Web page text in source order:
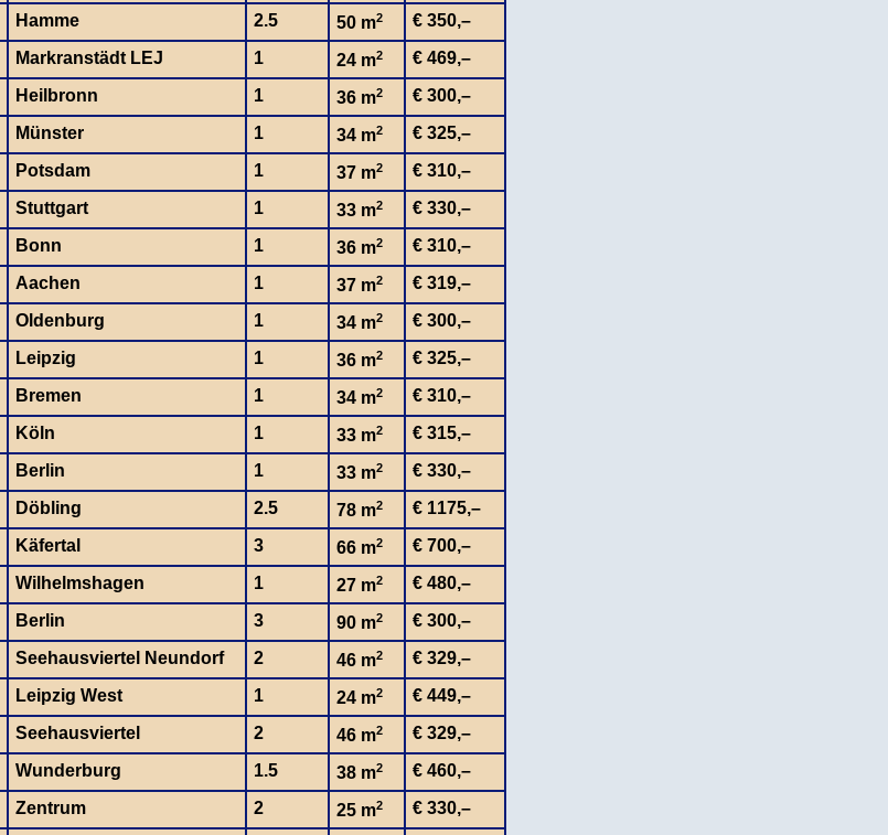
Hamme 2.5 50 m2
€ 350,–
Markranstädt LEJ 1 24 m2
€ 469,–
Heilbronn 1 36 m2
€ 300,–
Münster 1 34 m2
€ 325,–
Potsdam 1 37 m2
€ 310,–
Stuttgart 1 33 m2
€ 330,–
Bonn 1 36 m2
€ 310,–
Aachen 1 37 m2
€ 319,–
Oldenburg 1 34 m2
€ 300,–
Leipzig 1 36 m2
€ 325,–
Bremen 1 34 m2
€ 310,–
Köln 1 33 m2
€ 315,–
Berlin 1 33 m2
€ 330,–
Döbling 2.5 78 m2
€ 1175,–
Käfertal 3 66 m2
€ 700,–
Wilhelmshagen 1 27 m2
€ 480,–
Berlin 3 90 m2
€ 300,–
Seehausviertel Neundorf 2 46 m2
€ 329,–
Leipzig West 1 24 m2
€ 449,–
Seehausviertel 2 46 m2
€ 329,–
Wunderburg 1.5 38 m2
€ 460,–
Zentrum 2 25 m2
€ 330,–